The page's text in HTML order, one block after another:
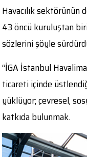
Havacılık
43 öncü kuruluştan
sözlerini şöyle
“İGA İstanbul
ticareti içinde
yüklüyor; çevresel,
katkıda bulunmak.